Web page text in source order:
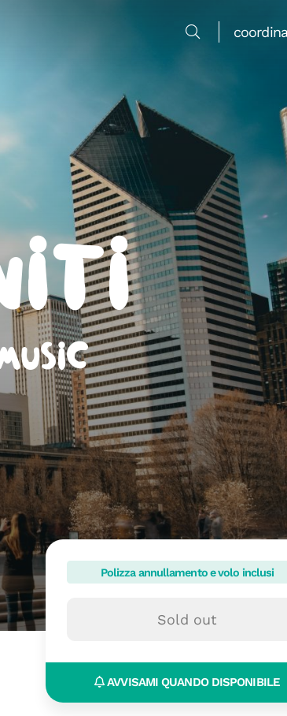
Polizza annullamento e volo inclusi
Sold out
AVVISAMI QUANDO DISPONIBILE